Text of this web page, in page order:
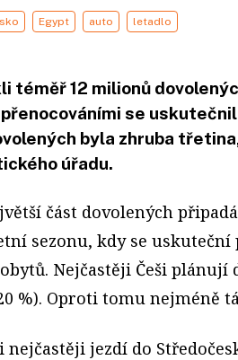
Egypt auto letadlo
téměř 12 milionů
se
byla zhruba
úřadu.
část dovolených
sezonu, kdy se uskuteční
Nejčastěji Češi plánují
%). Oproti tomu nejméně
nejčastěji jezdí do